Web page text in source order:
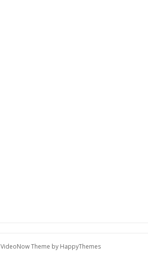
VideoNow Theme by HappyThemes